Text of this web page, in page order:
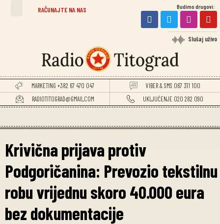
RAČUNAJTE NA NAS Budimo drugovi:
Slušaj uživo
MARKETING +382 67 470 047
VIBER & SMS 067 311 100
RADIOTITOGRAD@GMAIL.COM
UKLJUČENJE 020 282 090
Krivična prijava protiv
Podgoričanina: Prevozio tekstilnu
robu vrijednu skoro 40.000 eura
bez dokumentacije